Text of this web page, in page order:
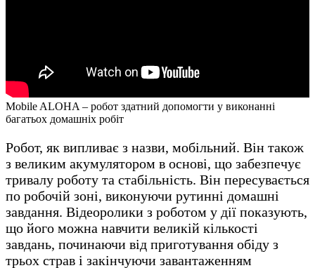
Mobile ALOHA – робот здатний допомогти у виконанні
багатьох домашніх робіт
Робот, як випливає з назви, мобільний. Він також
з великим акумулятором в основі, що забезпечує
тривалу роботу та стабільність. Він пересувається
по робочій зоні, виконуючи рутинні домашні
завдання. Відеоролики з роботом у дії показують,
що його можна навчити великій кількості
завдань, починаючи від приготування обіду з
трьох страв і закінчуючи завантаженням